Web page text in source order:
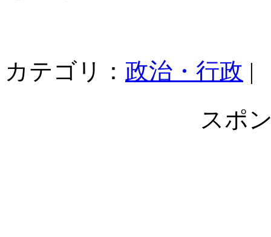
カテゴリ： 政治・行政 |
スポ